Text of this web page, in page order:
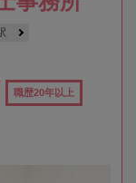
職歴20年以上